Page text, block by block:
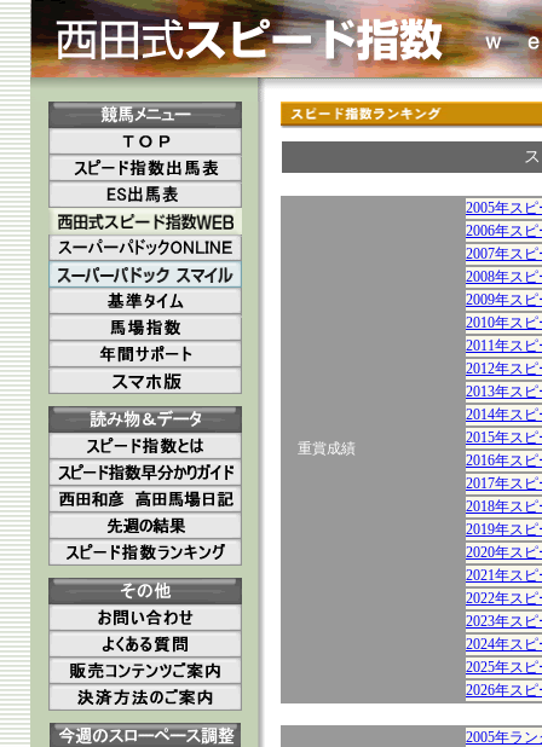
重賞成績
2005年ス
2006年ス
2007年ス
2008年ス
2009年ス
2010年ス
2011年ス
2012年ス
2013年ス
2014年ス
2015年ス
2016年ス
2017年ス
2018年ス
2019年ス
2020年ス
2021年ス
2022年ス
2023年ス
2024年ス
2025年ス
2026年ス
2005年ラ